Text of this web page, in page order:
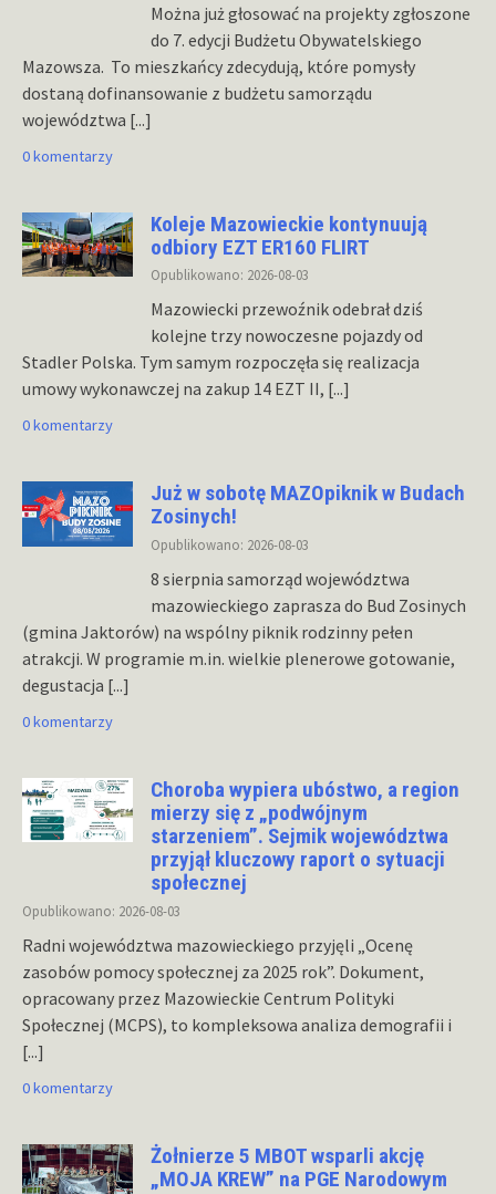
Można już głosować na projekty zgłoszone
do 7. edycji Budżetu Obywatelskiego
Mazowsza. To mieszkańcy zdecydują, które pomysły
dostaną dofinansowanie z budżetu samorządu
województwa [...]
0 komentarzy
Koleje Mazowieckie kontynuują
odbiory EZT ER160 FLIRT
Opublikowano: 2026-08-03
Mazowiecki przewoźnik odebrał dziś
kolejne trzy nowoczesne pojazdy od
Stadler Polska. Tym samym rozpoczęła się realizacja
umowy wykonawczej na zakup 14 EZT II, [...]
0 komentarzy
Już w sobotę MAZOpiknik w Budach
Zosinych!
Opublikowano: 2026-08-03
8 sierpnia samorząd województwa
mazowieckiego zaprasza do Bud Zosinych
(gmina Jaktorów) na wspólny piknik rodzinny pełen
atrakcji. W programie m.in. wielkie plenerowe gotowanie,
degustacja [...]
0 komentarzy
Choroba wypiera ubóstwo, a region
mierzy się z „podwójnym
starzeniem”. Sejmik województwa
przyjął kluczowy raport o sytuacji
społecznej
Opublikowano: 2026-08-03
Radni województwa mazowieckiego przyjęli „Ocenę
zasobów pomocy społecznej za 2025 rok”. Dokument,
opracowany przez Mazowieckie Centrum Polityki
Społecznej (MCPS), to kompleksowa analiza demografii i
[...]
0 komentarzy
Żołnierze 5 MBOT wsparli akcję
„MOJA KREW” na PGE Narodowym